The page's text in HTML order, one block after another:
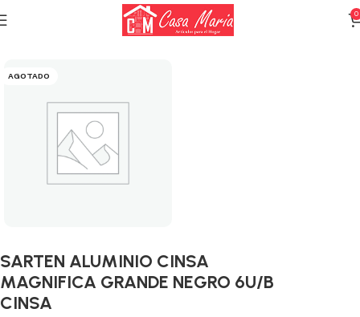
0
Calderas, Ollas y Sartenes Sartenes
AGOTADO
SARTEN ALUMINIO CINSA
MAGNIFICA GRANDE NEGRO 6U/B
CINSA